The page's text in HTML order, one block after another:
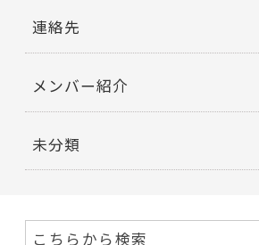
連絡先
メンバー紹介
未分類